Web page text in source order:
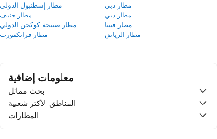
مطار إسطنبول الدولي
مطار دبي
مطار جنيف
مطار دبي
مطار صبيحة كوكجن الدولي
مطار فيينا
مطار فرانكفورت
مطار الرياض
معلومات إضافية
بحث مماثل
المناطق الأكتر شعبية
المطارات